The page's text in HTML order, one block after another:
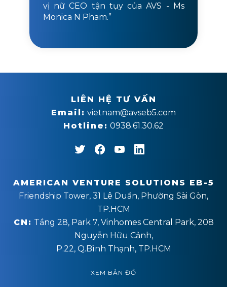
vị nữ CEO tận tụy của AVS - Ms
Monica N Pham.”
LIÊN HỆ TƯ VẤN
Email: vietnam@avseb5.com
Hotline: 0938.61.30.62
AMERICAN VENTURE SOLUTIONS EB-5
Friendship Tower, 31 Lê Duẩn, Phường Sài Gòn,
TP.HCM
CN: Tầng 28, Park 7, Vinhomes Central Park, 208
Nguyễn Hữu Cảnh,
P.22, Q.Bình Thạnh, TP.HCM
XEM BẢN ĐỒ